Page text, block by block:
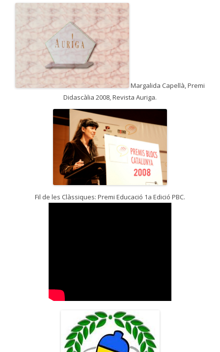
Margalida Capellà, Premi
Didascàlia 2008, Revista Auriga.
Fil de les Clàssiques: Premi Educació 1a Edició PBC.